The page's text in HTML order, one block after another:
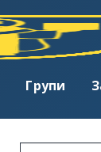
Групи